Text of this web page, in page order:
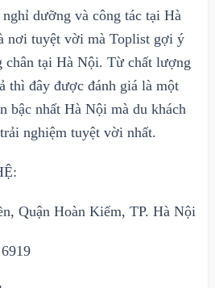
dưỡng và công tác tại Hà
nơi tuyệt vời mà Toplist gợi ý
chân tại Hà Nội. Từ chất lượng
thì đây được đánh giá là một
bậc nhất Hà Nội mà du khách
nghiệm tuyệt vời nhất.
Quận Hoàn Kiếm, TP. Hà Nội